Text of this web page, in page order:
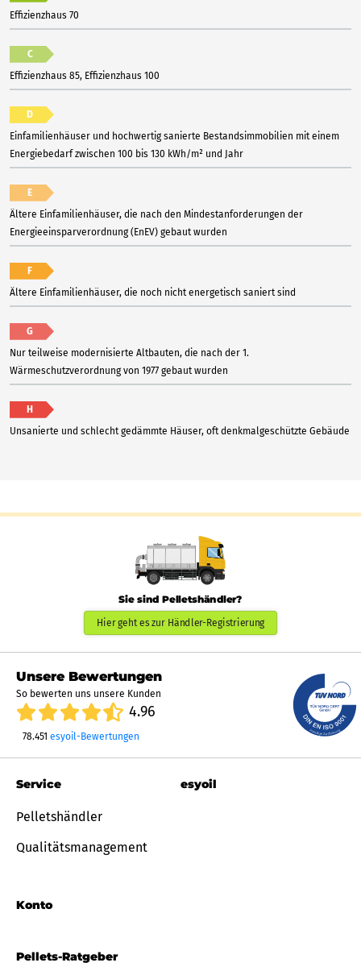
Effizienzhaus 70
C
Effizienzhaus 85, Effizienzhaus 100
D
Einfamilienhäuser und hochwertig sanierte Bestandsimmobilien mit einem
Energiebedarf zwischen 100 bis 130 kWh/m² und Jahr
E
Ältere Einfamilienhäuser, die nach den Mindestanforderungen der
Energieeinsparverordnung (EnEV) gebaut wurden
F
Ältere Einfamilienhäuser, die noch nicht energetisch saniert sind
G
Nur teilweise modernisierte Altbauten, die nach der 1.
Wärmeschutzverordnung von 1977 gebaut wurden
H
Unsanierte und schlecht gedämmte Häuser, oft denkmalgeschützte Gebäude
Sie sind Pelletshändler?
Hier geht es zur Händler-Registrierung
Unsere Bewertungen
So bewerten uns unsere Kunden
4.96
78.451 esyoil-Bewertungen
Pellets-Ratgeber
Service
Pelletshändler
Qualitätsmanagement
Konto
esyoil